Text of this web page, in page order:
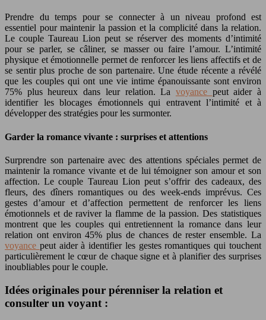
Prendre du temps pour se connecter à un niveau profond est
essentiel pour maintenir la passion et la complicité dans la relation.
Le couple Taureau Lion peut se réserver des moments d’intimité
pour se parler, se câliner, se masser ou faire l’amour. L’intimité
physique et émotionnelle permet de renforcer les liens affectifs et de
se sentir plus proche de son partenaire. Une étude récente a révélé
que les couples qui ont une vie intime épanouissante sont environ
75% plus heureux dans leur relation. La voyance peut aider à
identifier les blocages émotionnels qui entravent l’intimité et à
développer des stratégies pour les surmonter.
Garder la romance vivante : surprises et attentions
Surprendre son partenaire avec des attentions spéciales permet de
maintenir la romance vivante et de lui témoigner son amour et son
affection. Le couple Taureau Lion peut s’offrir des cadeaux, des
fleurs, des dîners romantiques ou des week-ends imprévus. Ces
gestes d’amour et d’affection permettent de renforcer les liens
émotionnels et de raviver la flamme de la passion. Des statistiques
montrent que les couples qui entretiennent la romance dans leur
relation ont environ 45% plus de chances de rester ensemble. La
voyance peut aider à identifier les gestes romantiques qui touchent
particulièrement le cœur de chaque signe et à planifier des surprises
inoubliables pour le couple.
Idées originales pour pérenniser la relation et
consulter un voyant :